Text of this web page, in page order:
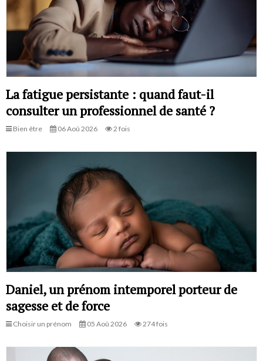
La fatigue persistante : quand faut-il
consulter un professionnel de santé ?
Bien être 06 Aoû 2026 2 fois
Daniel, un prénom intemporel porteur de
sagesse et de force
Choisir un prénom 05 Aoû 2026 274 fois